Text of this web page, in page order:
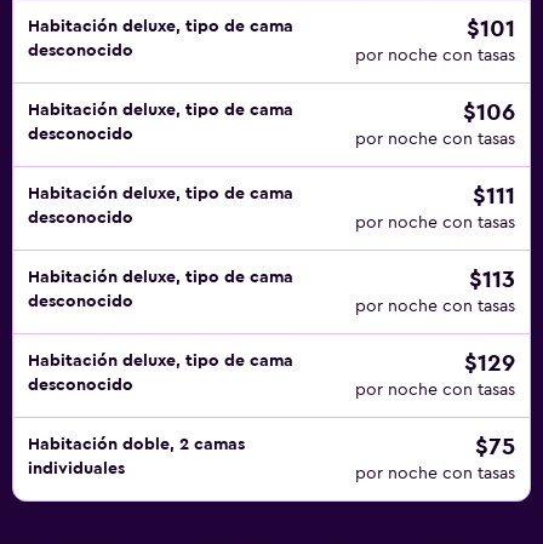
Habitación deluxe, tipo de cama
desconocido
$101
por noche con tasas
Habitación deluxe, tipo de cama
desconocido
$106
por noche con tasas
Habitación deluxe, tipo de cama
desconocido
$111
por noche con tasas
Habitación deluxe, tipo de cama
desconocido
$113
por noche con tasas
Habitación deluxe, tipo de cama
desconocido
$129
por noche con tasas
Habitación doble, 2 camas
individuales
$75
por noche con tasas